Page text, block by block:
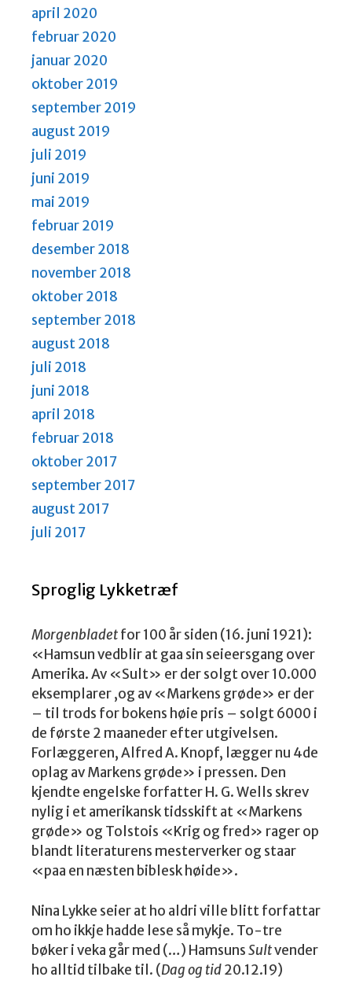
april 2020
februar 2020
januar 2020
oktober 2019
september 2019
august 2019
juli 2019
juni 2019
mai 2019
februar 2019
desember 2018
november 2018
oktober 2018
september 2018
august 2018
juli 2018
juni 2018
april 2018
februar 2018
oktober 2017
september 2017
august 2017
juli 2017
Sproglig Lykketræf
Morgenbladetfor 100 år siden (16. juni 1921):
«Hamsun vedblir at gaa sin seieersgang over
Amerika. Av «Sult» er der solgt over 10.000
eksemplarer ,og av «Markens grøde» er der
– til trods for bokens høie pris – solgt 6000 i
de første 2 maaneder efter utgivelsen.
Forlæggeren, Alfred A. Knopf, lægger nu 4de
oplag av Markens grøde» i pressen. Den
kjendte engelske forfatter H. G. Wells skrev
nylig i et amerikansk tidsskift at «Markens
grøde» og Tolstois «Krig og fred» rager op
blandt literaturens mesterverker og staar
«paa en næsten biblesk høide».
Nina Lykke seier at ho aldri ville blitt forfattar
om ho ikkje hadde lese så mykje. To-tre
bøker i veka går med (…) HamsunsSultvender
ho alltid tilbake til. (Dag og tid20.12.19)